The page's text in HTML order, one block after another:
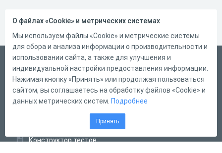
Русский
Справка
Форма обратной связи
Конструктор тестов
О файлах «Cookie» и метрических системах
Мы используем файлы «Cookie» и метрические системы
для сбора и анализа информации о производительности и
использовании сайта, а также для улучшения и
индивидуальной настройки предоставления информации.
Нажимая кнопку «Принять» или продолжая пользоваться
сайтом, вы соглашаетесь на обработку файлов «Cookie» и
данных метрических систем. Подробнее
Принять